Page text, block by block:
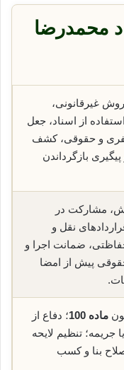
محمدرضا
غیرقانونی،
از اسناد، جعل
و حقوقی، کشف
بازگرداندن
مشارکت در
نقل و
ضمانت اجرا و
پیش از امضا
ماده 100
؛ دفاع از
جریمه؛ تنظیم لایحه
بنا و کسب